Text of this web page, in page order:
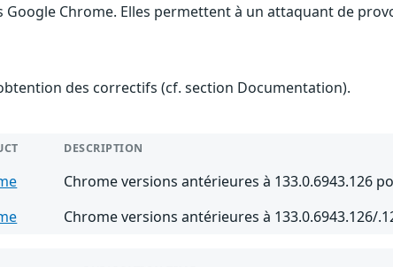
Chrome. Elles permettent à un attaquant de
des correctifs (cf. section Documentation).
DESCRIPTION
Chrome versions antérieures à 133.0.6943.126
Chrome versions antérieures à 133.0.6943.126/